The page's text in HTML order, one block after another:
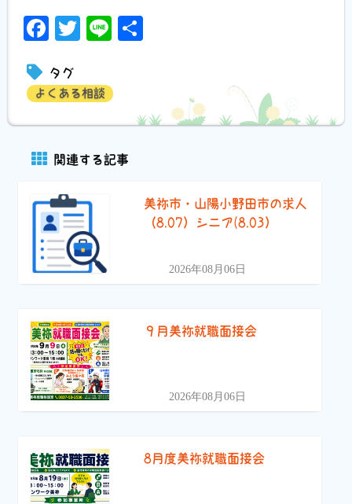
Facebook
Twitter
Line
タグ
よくある相談
関連する記事
美祢市・山陽小野田市の求人
（8.07）シニア(8.03）
2026年08月06日
９月美祢就職面接会
2026年08月06日
8月度美祢就職面接会